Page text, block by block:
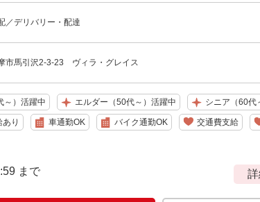
／デリバリー・配達
市馬引沢2-3-23 ヴィラ・グレイス
～）活躍中 エルダー（50代～）活躍中 シニア（60代
あり 車通勤OK バイク通勤OK 交通費支給
まで